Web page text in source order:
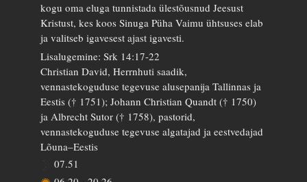
kogu oma eluga tunnistada ülestõusnud Jeesust
Kristust, kes koos Sinuga Püha Vaimu ühtsuses elab
ja valitseb igavesest ajast igavesti.
Lisalugemine: Srk 14:17-22
Christian David, Herrnhuti saadik,
vennastekoguduse tegevuse alusepanija Tallinnas ja
Eestis († 1751); Johann Christian Quandt († 1750)
ja Albrecht Sutor († 1758), pastorid,
vennastekoguduse tegevuse algatajad ja eestvedajad
Lõuna–Eestis
07.51